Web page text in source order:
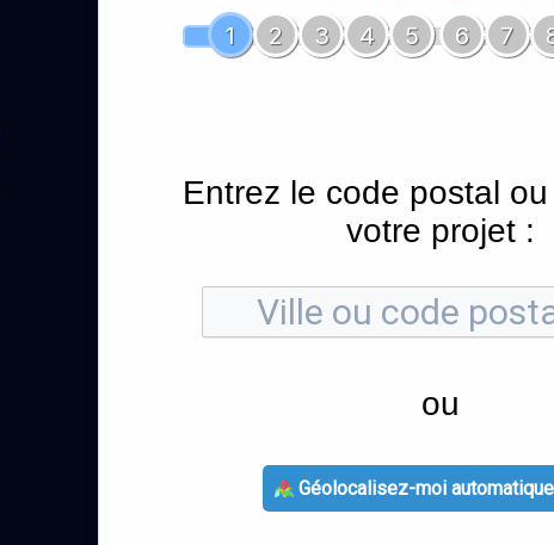
1
2 3 4 5 6 7
Entrez le code postal
votre projet :
ou
Géolocalisez-moi